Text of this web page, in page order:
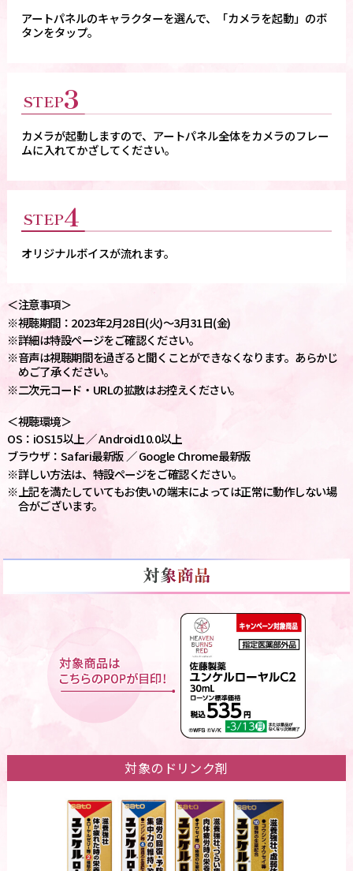
アートパネルのキャラクターを選んで、「カメラを起動」のボ
タンをタップ。
STEP3
カメラが起動しますので、アートパネル全体をカメラのフレー
ムに入れてかざしてください。
STEP4
オリジナルボイスが流れます。
＜注意事項＞
※視聴期間：2023年2月28日(火)～3月31日(金)
※詳細は特設ページをご確認ください。
※音声は視聴期間を過ぎると聞くことができなくなります。あらかじ
めご了承ください。
※二次元コード・URLの拡散はお控えください。
＜視聴環境＞
OS：iOS15以上 ／ Android10.0以上
ブラウザ：Safari最新版 ／ Google Chrome最新版
※詳しい方法は、特設ページをご確認ください。
※上記を満たしていてもお使いの端末によっては正常に動作しない場
合がございます。
対象のドリンク剤